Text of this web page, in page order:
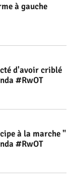
à gauche
d'avoir criblé
#RwOT
à la marche "
#RwOT